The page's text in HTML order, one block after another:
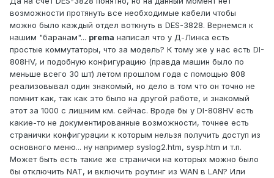
возможности протянуть все необходимые кабели чтобы
можно было каждый отдел воткнуть в DES-3828. Вернемся к
нашим "баранам"... prema написал что у Д-Линка есть
простые коммутаторы, что за модель? К тому же у нас есть DI-
808HV, и подобную конфигурацию (правда машин было по
меньше всего 30 шт) летом прошлом года с помощью 808
реализовывал один знакомый, но дело в том что он точно не
помнит как, так как это было на другой работе, и знакомый
этот за 1000 с лишним км. сейчас. Вроде бы у DI-808HV есть
какие-то не документированные возможности, точнее есть
странички конфигурации к которым нельзя получить доступ из
основного меню... ну например syslog2.htm, sysp.htm и т.п.
Может быть есть такие же странички на которых можно было
бы отключить NAT, и включить роутинг из WAN в LAN? Или